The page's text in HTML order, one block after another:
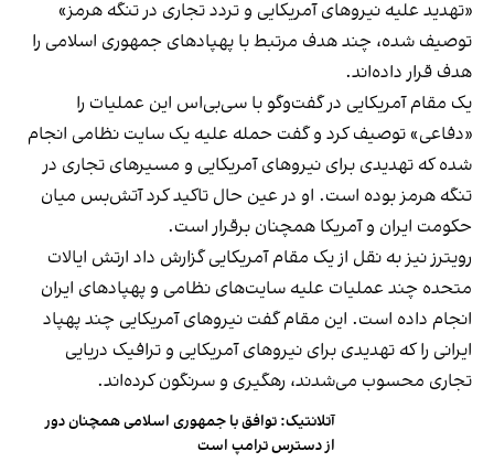
«تهدید علیه نیروهای آمریکایی و تردد تجاری در تنگه هرمز»
توصیف شده، چند هدف مرتبط با پهپادهای جمهوری اسلامی را
هدف قرار داده‌اند.
یک مقام آمریکایی در گفت‌وگو با سی‌بی‌اس این عملیات را
«دفاعی» توصیف کرد و گفت حمله علیه یک سایت نظامی انجام
شده که تهدیدی برای نیروهای آمریکایی و مسیرهای تجاری در
تنگه هرمز بوده است. او در عین حال تاکید کرد آتش‌بس میان
حکومت ایران و آمریکا همچنان برقرار است.
رویترز نیز به نقل از یک مقام آمریکایی گزارش داد ارتش ایالات
متحده چند عملیات علیه سایت‌های نظامی و پهپادهای ایران
انجام داده است. این مقام گفت نیروهای آمریکایی چند پهپاد
ایرانی را که تهدیدی برای نیروهای آمریکایی و ترافیک دریایی
تجاری محسوب می‌شدند، رهگیری و سرنگون کرده‌اند.
آتلانتیک: توافق با جمهوری اسلامی همچنان دور
از دسترس ترامپ است